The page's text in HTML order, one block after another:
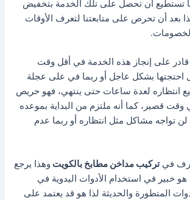
تستطيع أن تحصل على تلك الخدمة بتخفيض
بعد أن تحرص على متابعتنا لتعرف الأوقات
قادر على إنجاز هذه الخدمة في أقل وقت
بشكل عاجل أو ربما في على عجلة
انتظاره لعدة ساعات حتى ينتهي، فهو حريص
قصير، كما أنه ملتزم من البداية بموعده
لن تواجه مشاكل مثل انتظاره أو ربما عدم
فيتركيب مداخن مطابخ بالكويت وهذا يرجع
هو خبير في استخدام الأدوات اليدوية في
المتطورة والحديثة لذا هو قد يعتمد على